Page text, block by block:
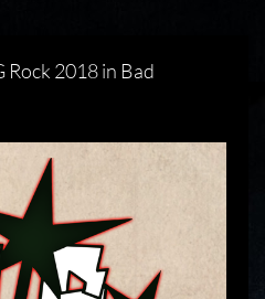
Rock 2018 in Bad